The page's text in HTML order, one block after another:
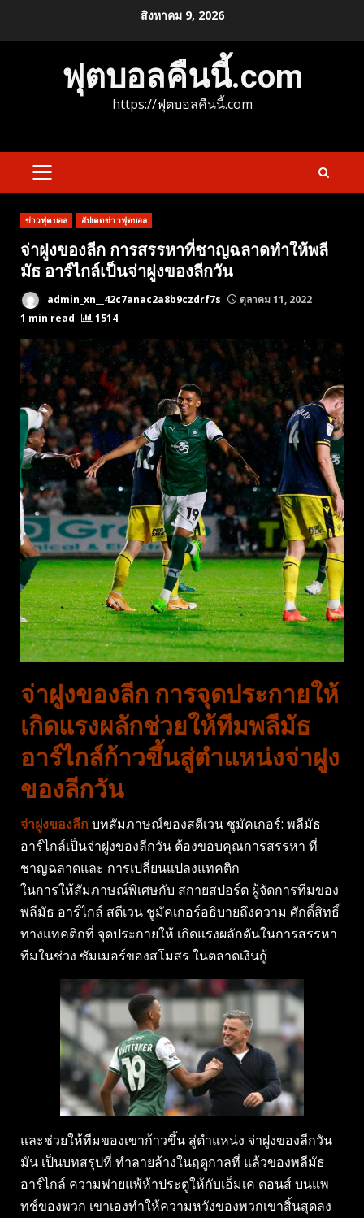
สิงหาคม 9, 2026
ฟุตบอลคืนนี้.com
https://ฟุตบอลคืนนี้.com
PRIMARY
ข่าวฟุตบอล อัปเดตข่าวฟุตบอล
จ่าฝูงของลีก การสรรหาที่ชาญฉลาดทำให้พลี
มัธ อาร์ไกล์เป็นจ่าฝูงของลีกวัน
admin_xn__42c7anac2a8b9czdrf7s
ตุลาคม 11, 2022
1 min read
1514
จ่าฝูงของลีก การจุดประกายให้
เกิดแรงผลักช่วยให้ทีมพลีมัธ
อาร์ไกล์ก้าวขึ้นสู่ตำแหน่งจ่าฝูง
ของลีกวัน
จ่าฝูงของลีก บทสัมภาษณ์ของสตีเวน ชูมัคเกอร์: พลีมัธ
อาร์ไกล์เป็นจ่าฝูงของลีกวัน ต้องขอบคุณการสรรหา ที่
ชาญฉลาดและ การเปลี่ยนแปลงแทคติก
ในการให้สัมภาษณ์พิเศษกับ สกายสปอร์ต ผู้จัดการทีมของ
พลีมัธ อาร์ไกล์ สตีเวน ชูมัคเกอร์อธิบายถึงความ ศักดิ์สิทธิ์
ทางแทคติกที่ จุดประกายให้ เกิดแรงผลักดันในการสรรหา
ทีมในช่วง ซัมเมอร์ของสโมสร ในตลาดเงินกู้
และช่วยให้ทีมของเขาก้าวขึ้น สู่ตำแหน่ง จ่าฝูงของลีกวัน
มัน เป็นบทสรุปที่ ทำลายล้างในฤดูกาลที่ แล้วของพลีมัธ
อาร์ไกล์ ความพ่ายแพ้ห้าประตูให้กับเอ็มเค ดอนส์ บนแพ
ทช์ของพวก เขาเองทำให้ความหวังของพวกเขาสิ้นสุดลง